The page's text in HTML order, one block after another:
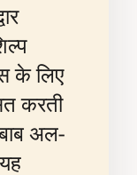
के लिए
करती
अल-